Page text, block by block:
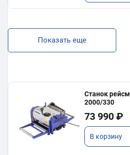
Показать еще
Станок
2000/330
73 990 ₽
В корзину